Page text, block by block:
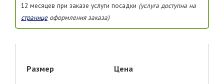
12 месяцев при заказе услуги посадки (услуга доступна на
страницеоформления заказа)
Размер Цена